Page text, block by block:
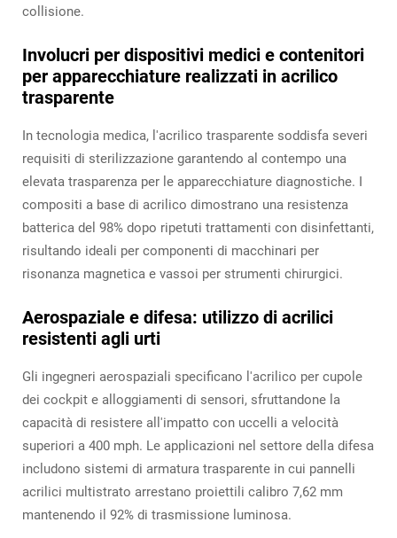
collisione.
Involucri per dispositivi medici e contenitori
per apparecchiature realizzati in acrilico
trasparente
In tecnologia medica, l'acrilico trasparente soddisfa severi
requisiti di sterilizzazione garantendo al contempo una
elevata trasparenza per le apparecchiature diagnostiche. I
compositi a base di acrilico dimostrano una resistenza
batterica del 98% dopo ripetuti trattamenti con disinfettanti,
risultando ideali per componenti di macchinari per
risonanza magnetica e vassoi per strumenti chirurgici.
Aerospaziale e difesa: utilizzo di acrilici
resistenti agli urti
Gli ingegneri aerospaziali specificano l'acrilico per cupole
dei cockpit e alloggiamenti di sensori, sfruttandone la
capacità di resistere all'impatto con uccelli a velocità
superiori a 400 mph. Le applicazioni nel settore della difesa
includono sistemi di armatura trasparente in cui pannelli
acrilici multistrato arrestano proiettili calibro 7,62 mm
mantenendo il 92% di trasmissione luminosa.